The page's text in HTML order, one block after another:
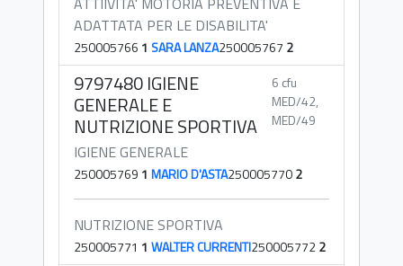
ADATTATA PER LE DISABILITA'
250005766 1 SARA LANZA250005767 2
9797480 IGIENE
GENERALE E
NUTRIZIONE SPORTIVA
6 cfu
MED/42,
MED/49
IGIENE GENERALE
250005769 1 MARIO D'ASTA2500057702
NUTRIZIONE SPORTIVA
250005771 1 WALTER CURRENTI2500057722